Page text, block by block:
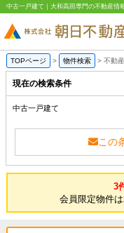
中古一戸建て｜大和高田専門の不動産情
TOPページ > 物件検索 > 不動
現在の検索条件
中古一戸建て
この
3
会員限定物件は